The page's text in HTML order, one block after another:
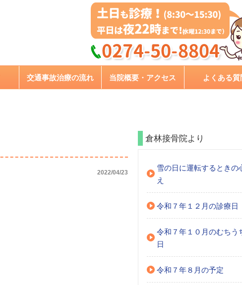
交通事故治療の流れ 当院概要・アクセス よくある質
2022/04/23
倉林接骨院より
雪の日に運転するときの
え
令和７年１２月の診療日
令和７年１０月のむちう
日
令和７年８月の予定